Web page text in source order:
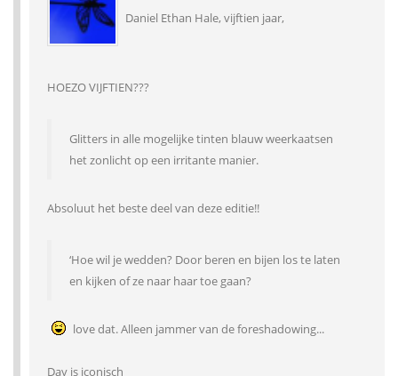
Daniel Ethan Hale, vijftien jaar,
HOEZO VIJFTIEN???
Glitters in alle mogelijke tinten blauw weerkaatsen
het zonlicht op een irritante manier.
Absoluut het beste deel van deze editie!!
‘Hoe wil je wedden? Door beren en bijen los te laten
en kijken of ze naar haar toe gaan?
love dat. Alleen jammer van de foreshadowing...
Day is iconisch